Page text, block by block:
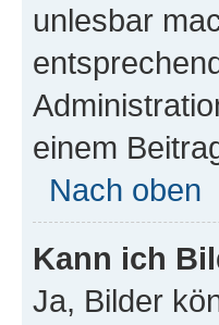
unlesbar
einem
Nach oben
Kann ich
Ja, Bilder